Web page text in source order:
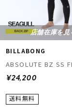
店舗在庫を見
BILLABONG
ABSOLUTE BZ SS
¥24,200